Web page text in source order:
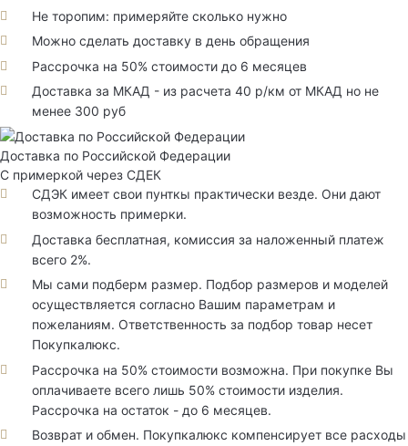
Не торопим: примеряйте сколько нужно
Можно сделать доставку в день обращения
Рассрочка на 50% стоимости до 6 месяцев
Доставка за МКАД - из расчета 40 р/км от МКАД но не
менее 300 руб
Доставка по Российской Федерации
С примеркой через СДЕК
СДЭК имеет свои пунткы практически везде. Они дают
возможность примерки.
Доставка бесплатная, комиссия за наложенный платеж
всего 2%.
Мы сами подберм размер. Подбор размеров и моделей
осуществляется согласно Вашим параметрам и
пожеланиям. Ответственность за подбор товар несет
Покупкалюкс.
Рассрочка на 50% стоимости возможна. При покупке Вы
оплачиваете всего лишь 50% стоимости изделия.
Рассрочка на остаток - до 6 месяцев.
Возврат и обмен. Покупкалюкс компенсирует все расходы